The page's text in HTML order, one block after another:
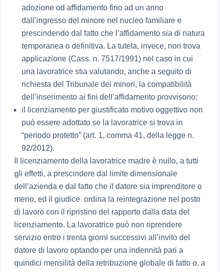
adozione od affidamento fino ad un anno
dall’ingresso del minore nel nucleo familiare e
prescindendo dal fatto che l’affidamento sia di natura
temporanea o definitiva. La tutela, invece, non trova
applicazione (Cass. n. 7517/1991) nel caso in cui
una lavoratrice stia valutando, anche a seguito di
richiesta del Tribunale dei minori, la compatibilità
dell’inserimento ai fini dell’affidamento provvisorio;
il licenziamento per giustificato motivo oggettivo non
può essere adottato se la lavoratrice si trova in
“periodo protetto” (art. 1, comma 41, della legge n.
92/2012).
Il licenziamento della lavoratrice madre è nullo, a tutti
gli effetti, a prescindere dal limite dimensionale
dell’azienda e dal fatto che il datore sia imprenditore o
meno, ed il giudice ordina la reintegrazione nel posto
di lavoro con il ripristino del rapporto dalla data del
licenziamento. La lavoratrice può non riprendere
servizio entro i trenta giorni successivi all’invito del
datore di lavoro optando per una indennità pari a
quindici mensilità della retribuzione globale di fatto o, a